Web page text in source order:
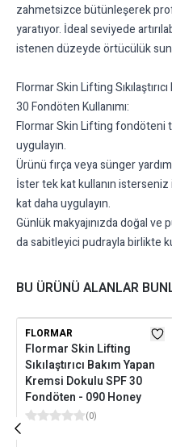
zahmetsizce bütünleşerek
yaratıyor. İdeal seviyede
istenen düzeyde örtücülük
Flormar Skin Lifting
30 Fondöten Kullanımı:
Flormar Skin Lifting fondöteni
uygulayın.
Ürünü fırça veya sünger
İster tek kat kullanın
kat daha uygulayın.
Günlük makyajınızda doğal
da sabitleyici pudrayla birlikte
BU ÜRÜNÜ ALANLAR
FLORMAR
Flormar Skin Lifting
Sıkılaştırıcı Bakım Yapan
Kremsi Dokulu SPF 30
Fondöten - 090 Honey
(0)